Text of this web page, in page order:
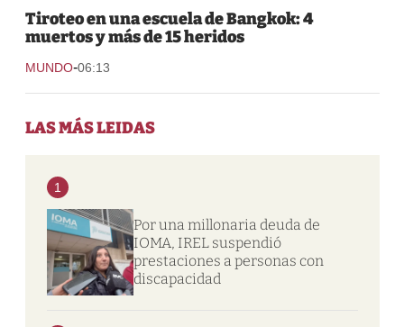
Tiroteo en una escuela de Bangkok: 4
muertos y más de 15 heridos
MUNDO-06:13
LAS MÁS LEIDAS
1
Por una millonaria deuda de
IOMA, IREL suspendió
prestaciones a personas con
discapacidad